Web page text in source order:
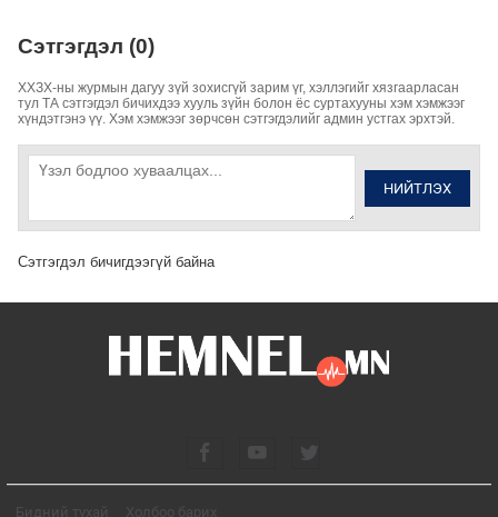
Сэтгэгдэл (0)
ХХЗХ-ны журмын дагуу зүй зохисгүй зарим үг, хэллэгийг хязгаарласан
тул ТА сэтгэгдэл бичихдээ хууль зүйн болон ёс суртахууны хэм хэмжээг
хүндэтгэнэ үү. Хэм хэмжээг зөрчсөн сэтгэгдэлийг админ устгах эрхтэй.
НИЙТЛЭХ
Сэтгэгдэл бичигдээгүй байна
Бидний тухай Холбоо барих